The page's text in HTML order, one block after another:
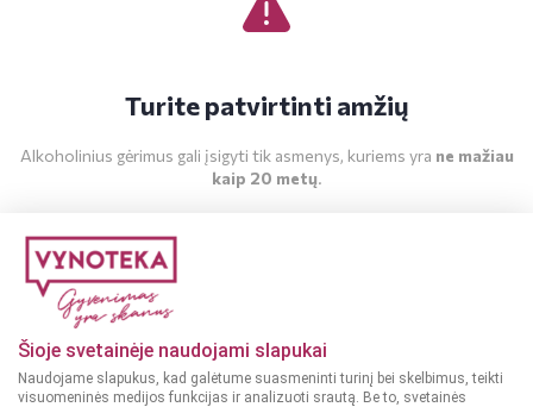
Šioje svetainėje naudojami slapukai
Naudojame slapukus, kad galėtume suasmeninti turinį bei skelbimus, teikti
visuomeninės medijos funkcijas ir analizuoti srautą. Be to, svetainės
Turite patvirtinti amžių
Alkoholinius gėrimus gali įsigyti tik asmenys, kuriems yra ne mažiau
kaip 20 metų.